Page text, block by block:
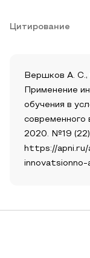
Цитирование
Вершков А.
Применение
обучения в
современного
2020. №19
https://